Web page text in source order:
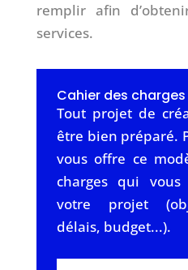
remplir afin
services.
Cahier des
Tout projet de
être bien préparé.
vous offre ce
charges qui
votre projet
délais, budget...).